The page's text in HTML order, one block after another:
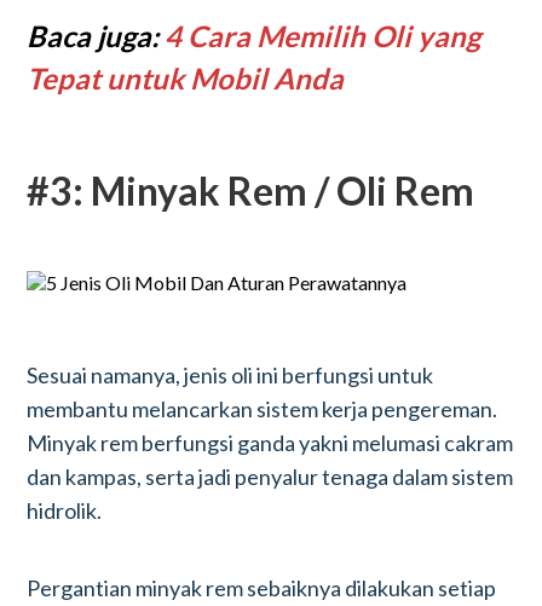
Baca juga:4 Cara Memilih Oli yang
Tepat untuk Mobil Anda
#3: Minyak Rem / Oli Rem
Sesuai namanya, jenis oli ini berfungsi untuk
membantu melancarkan sistem kerja pengereman.
Minyak rem berfungsi ganda yakni melumasi cakram
dan kampas, serta jadi penyalur tenaga dalam sistem
hidrolik.
Pergantian minyak rem sebaiknya dilakukan setiap